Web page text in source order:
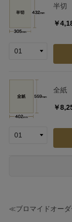
半切
￥
全紙
￥
≪ブロマイドオー